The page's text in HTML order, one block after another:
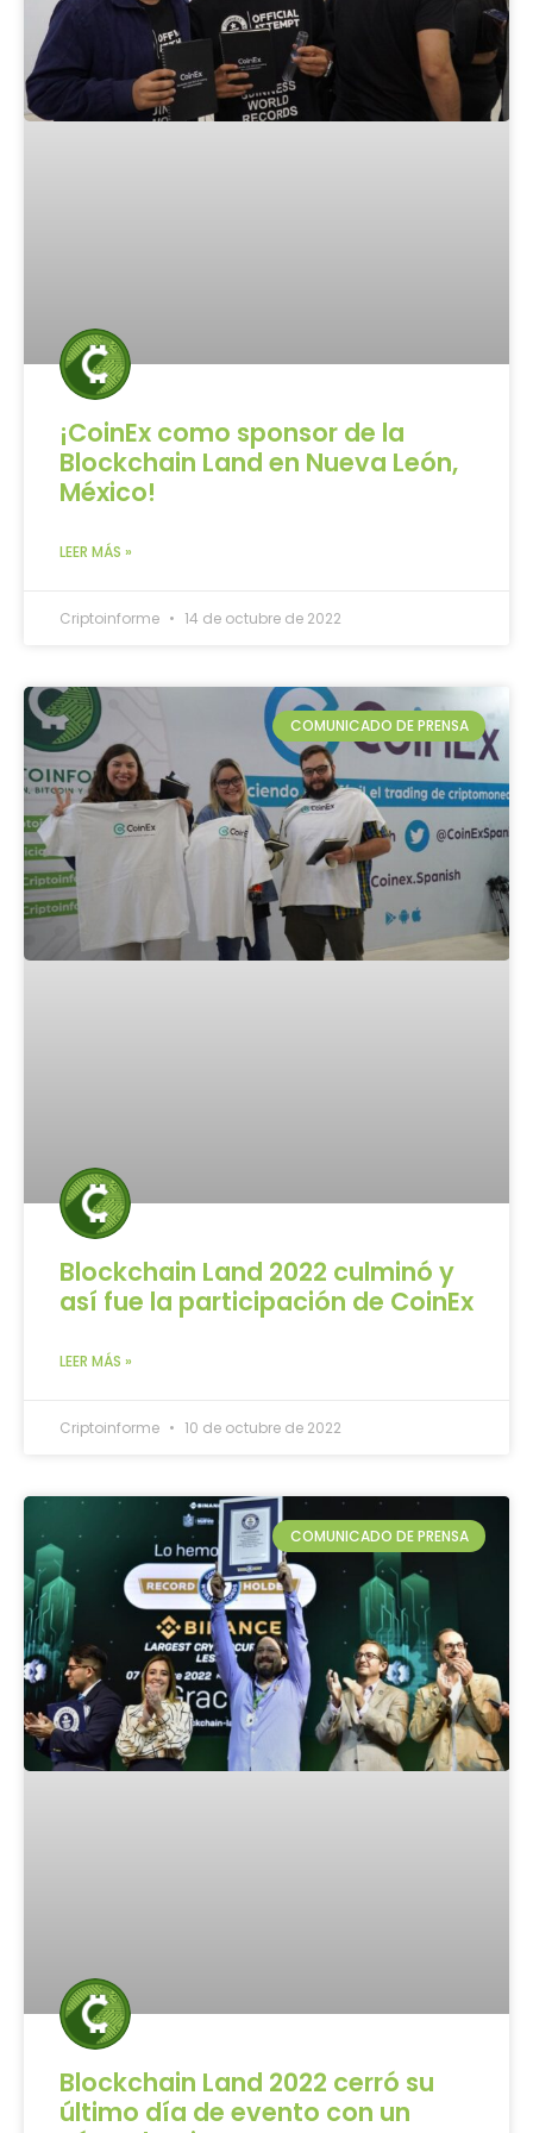
¡CoinEx como sponsor de la
Blockchain Land en Nueva León,
México!
LEER MÁS »
Criptoinforme 14 de octubre de 2022
COMUNICADO DE PRENSA
Blockchain Land 2022 culminó y
así fue la participación de CoinEx
LEER MÁS »
Criptoinforme 10 de octubre de 2022
COMUNICADO DE PRENSA
Blockchain Land 2022 cerró su
último día de evento con un